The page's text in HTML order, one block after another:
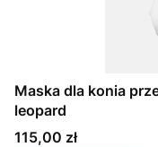
Maska dla konia
leopard
Cena
115,00 zł